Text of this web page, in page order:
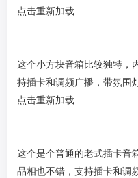
点击重新加载
这个小方块音箱比较独特，
持插卡和调频广播，带氛围
点击重新加载
这个是个普通的老式插卡音
品相也不错，支持插卡和调